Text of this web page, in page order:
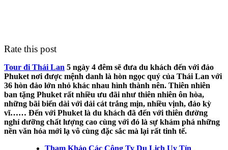
Rate this post
Tour đi Thái Lan 5 ngày 4 đêm sẽ đưa du khách đến với đảo
Phuket nơi được mệnh danh là hòn ngọc quý của Thái Lan với
36 hòn đảo lớn nhỏ khác nhau hình thành nên. Thiên nhiên
ban tặng Phuket rất nhiều ưu đãi như thiên nhiên ôn hòa,
những bãi biển dài với dải cát trắng mịn, nhiều vịnh, đảo kỳ
vĩ…… Đến với Phuket là du khách đã đến với thiên đường
nghỉ dưỡng chất lượng cao cùng với đó là sự khám phá những
nền văn hóa mới lạ vô cùng đặc sắc mà lại rất tinh tế.